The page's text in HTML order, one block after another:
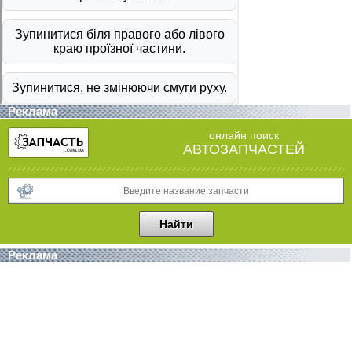
Реклама
онлайн поиск
АВТОЗАПЧАСТЕЙ
Реклама